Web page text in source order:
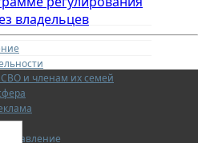
и членам их семей
управление